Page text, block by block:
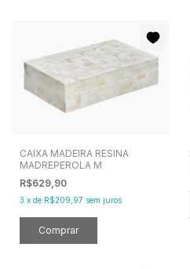
CAIXA MADEIRA RESINA
MADREPEROLA M
R$629,90
3 x de R$209,97 sem juros